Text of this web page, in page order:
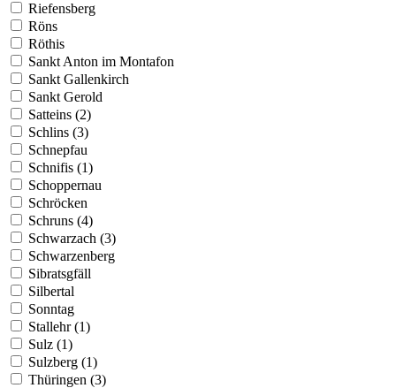
Riefensberg
Röns
Röthis
Sankt Anton im Montafon
Sankt Gallenkirch
Sankt Gerold
Satteins (2)
Schlins (3)
Schnepfau
Schnifis (1)
Schoppernau
Schröcken
Schruns (4)
Schwarzach (3)
Schwarzenberg
Sibratsgfäll
Silbertal
Sonntag
Stallehr (1)
Sulz (1)
Sulzberg (1)
Thüringen (3)